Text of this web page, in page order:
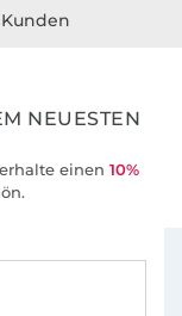
NEUESTEN
einen 10%